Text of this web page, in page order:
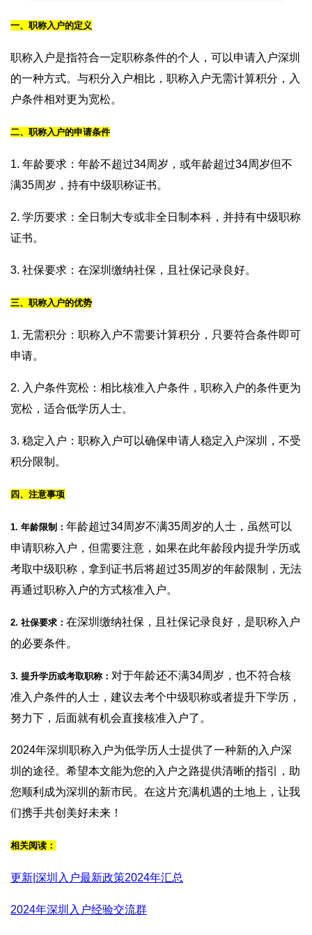
一、职称入户的定义
职称入户是指符合一定职称条件的个人，可以申请入户深圳
的一种方式。与积分入户相比，职称入户无需计算积分，入
户条件相对更为宽松。
二、职称入户的申请条件
1. 年龄要求：年龄不超过34周岁，或年龄超过34周岁但不
满35周岁，持有中级职称证书。
2. 学历要求：全日制大专或非全日制本科，并持有中级职称
证书。
3. 社保要求：在深圳缴纳社保，且社保记录良好。
三、职称入户的优势
1. 无需积分：职称入户不需要计算积分，只要符合条件即可
申请。
2. 入户条件宽松：相比核准入户条件，职称入户的条件更为
宽松，适合低学历人士。
3. 稳定入户：职称入户可以确保申请人稳定入户深圳，不受
积分限制。
四、注意事项
1. 年龄限制： 年龄超过34周岁不满35周岁的人士，虽然可以
申请职称入户，但需要注意，如果在此年龄段内提升学历或
考取中级职称，拿到证书后将超过35周岁的年龄限制，无法
再通过职称入户的方式核准入户。
2. 社保要求： 在深圳缴纳社保，且社保记录良好，是职称入户
的必要条件。
3. 提升学历或考取职称： 对于年龄还不满34周岁，也不符合核
准入户条件的人士，建议去考个中级职称或者提升下学历，
努力下，后面就有机会直接核准入户了。
2024年深圳职称入户为低学历人士提供了一种新的入户深
圳的途径。希望本文能为您的入户之路提供清晰的指引，助
您顺利成为深圳的新市民。在这片充满机遇的土地上，让我
们携手共创美好未来！
相关阅读：
更新|深圳入户最新政策2024年汇总
2024年深圳入户经验交流群